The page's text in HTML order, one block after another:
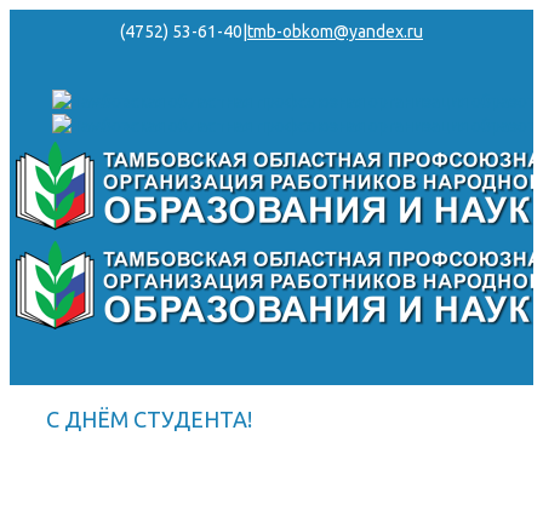
(4752) 53-61-40 tmb-obkom@yandex.ru
С ДНЁМ СТУДЕНТА!